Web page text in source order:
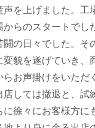
声を上げました。工
らのスタートでし
の日々でした。そ
変貌を遂げていき、
らお声掛けをいただ
しては撤退と、試
に徐々にお客様方に